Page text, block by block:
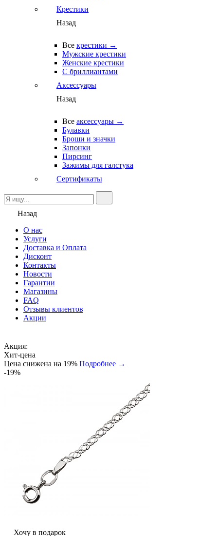
Крестики
Назад
Все крестики →
Мужские крестики
Женские крестики
С бриллиантами
Аксессуары
Назад
Все аксессуары →
Булавки
Броши и значки
Запонки
Пирсинг
Зажимы для галстука
Сертификаты
Назад
О нас
Услуги
Доставка и Оплата
Дисконт
Контакты
Новости
Гарантии
Магазины
FAQ
Отзывы клиентов
Акции
Акция:
Хит-цена
Цена снижена на 19% Подробнее →
-19%
Хочу в подарок